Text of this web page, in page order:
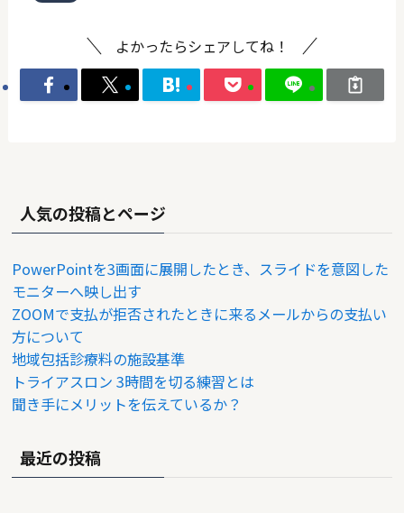
よかったらシェアしてね！
人気の投稿とページ
PowerPointを3画面に展開したとき、スライドを意図した
モニターへ映し出す
ZOOMで支払が拒否されたときに来るメールからの支払い
方について
地域包括診療料の施設基準
トライアスロン 3時間を切る練習とは
聞き手にメリットを伝えているか？
最近の投稿